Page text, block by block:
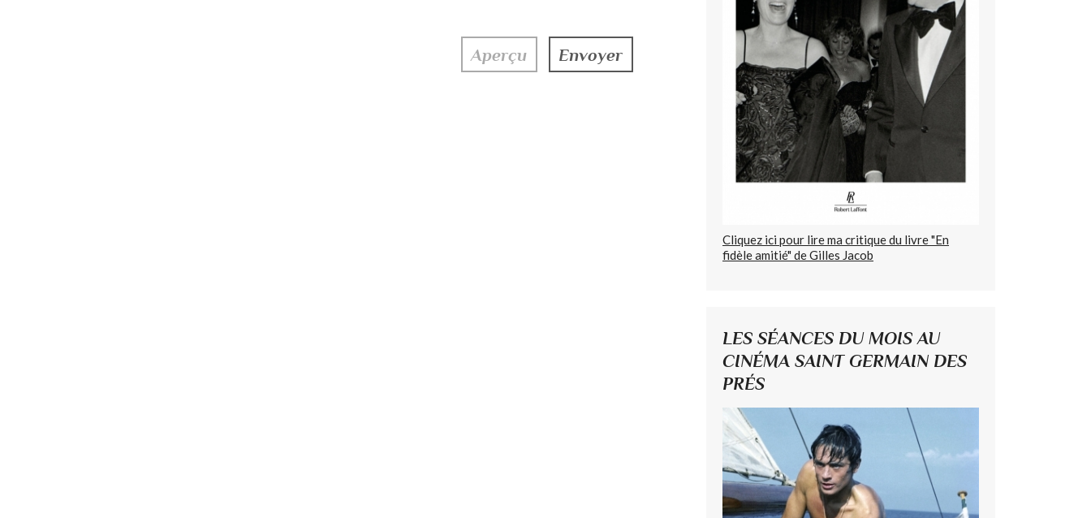
Cliquez ici pour lire ma critique du livre "En
fidèle amitié" de Gilles Jacob
LES SÉANCES DU MOIS AU
CINÉMA SAINT GERMAIN DES
PRÉS